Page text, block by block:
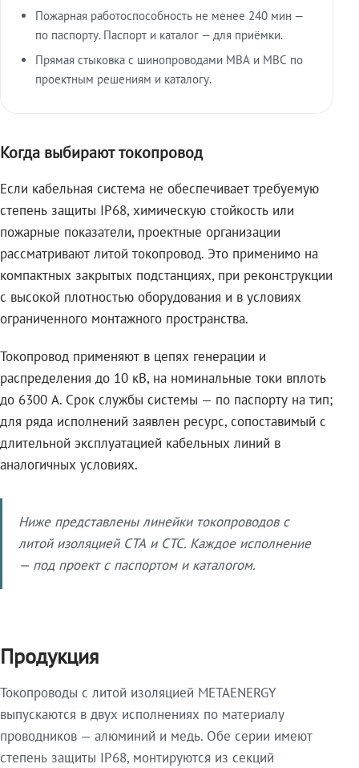
Пожарная работоспособность не менее 240 мин —
по паспорту. Паспорт и каталог — для приёмки.
Прямая стыковка с шинопроводами МВА и МВС по
проектным решениям и каталогу.
Когда выбирают токопровод
Если кабельная система не обеспечивает требуемую
степень защиты IP68, химическую стойкость или
пожарные показатели, проектные организации
рассматривают литой токопровод. Это применимо на
компактных закрытых подстанциях, при реконструкции
с высокой плотностью оборудования и в условиях
ограниченного монтажного пространства.
Токопровод применяют в цепях генерации и
распределения до 10 кВ, на номинальные токи вплоть
до 6300 А. Срок службы системы — по паспорту на тип;
для ряда исполнений заявлен ресурс, сопоставимый с
длительной эксплуатацией кабельных линий в
аналогичных условиях.
Ниже представлены линейки токопроводов с
литой изоляцией СТА и СТС. Каждое исполнение
— под проект с паспортом и каталогом.
Продукция
Токопроводы с литой изоляцией METAENERGY
выпускаются в двух исполнениях по материалу
проводников — алюминий и медь. Обе серии имеют
степень защиты IP68, монтируются из секций